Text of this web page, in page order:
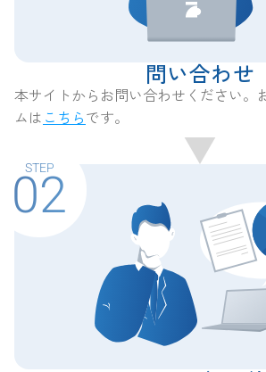
問い合わせ
本サイトからお問い合わせください。
ムは こちらです。
STEP
02